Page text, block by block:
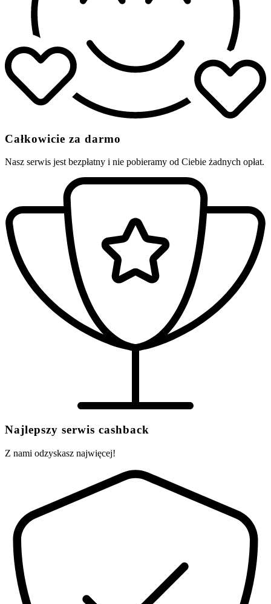
Całkowicie za darmo
Nasz serwis jest bezpłatny i nie pobieramy od Ciebie żadnych opłat.
Najlepszy serwis cashback
Z nami odzyskasz najwięcej!